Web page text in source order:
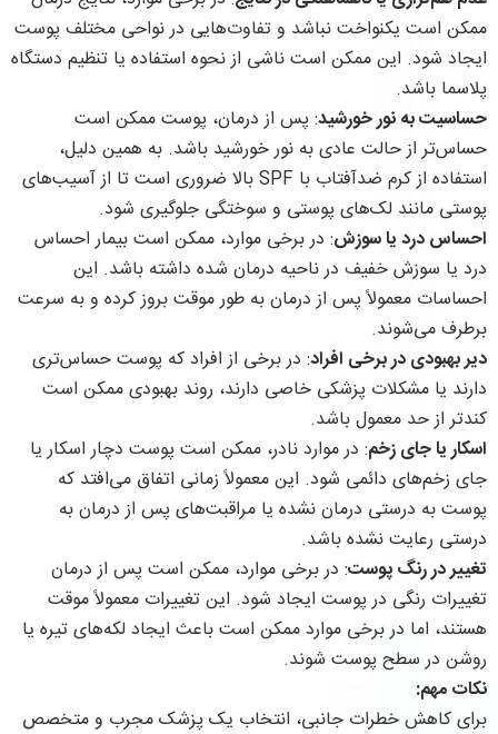
ممکن است یکنواخت نباشد و تفاوت‌هایی در نواحی مختلف پوست
ایجاد شود. این ممکن است ناشی از نحوه استفاده یا تنظیم دستگاه
پلاسما باشد.
حساسیت به نور خورشید: پس از درمان، پوست ممکن است
حساس‌تر از حالت عادی به نور خورشید باشد. به همین دلیل،
استفاده از کرم ضدآفتاب با SPF بالا ضروری است تا از آسیب‌های
پوستی مانند لک‌های پوستی و سوختگی جلوگیری شود.
احساس درد یا سوزش: در برخی موارد، ممکن است بیمار احساس
درد یا سوزش خفیف در ناحیه درمان شده داشته باشد. این
احساسات معمولاً پس از درمان به طور موقت بروز کرده و به سرعت
برطرف می‌شوند.
دیر بهبودی در برخی افراد: در برخی از افراد که پوست حساس‌تری
دارند یا مشکلات پزشکی خاصی دارند، روند بهبودی ممکن است
کندتر از حد معمول باشد.
اسکار یا جای زخم: در موارد نادر، ممکن است پوست دچار اسکار یا
جای زخم‌های دائمی شود. این معمولاً زمانی اتفاق می‌افتد که
پوست به درستی درمان نشده یا مراقبت‌های پس از درمان به
درستی رعایت نشده باشد.
تغییر در رنگ پوست: در برخی موارد، ممکن است پس از درمان
تغییرات رنگی در پوست ایجاد شود. این تغییرات معمولاً موقت
هستند، اما در برخی موارد ممکن است باعث ایجاد لکه‌های تیره یا
روشن در سطح پوست شوند.
نکات مهم:
برای کاهش خطرات جانبی، انتخاب یک پزشک مجرب و متخصص